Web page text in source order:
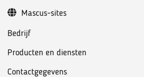
Bedrijf
Producten en diensten
Contactgegevens
Mascus-sites